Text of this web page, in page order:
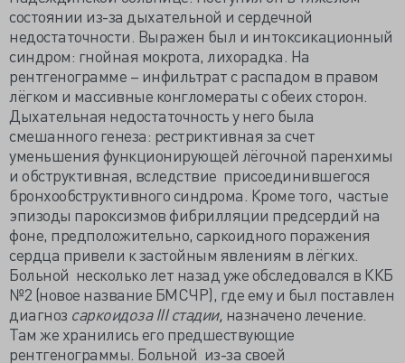
состоянии из-за дыхательной и сердечной
недостаточности. Выражен был и интоксикационный
синдром: гнойная мокрота, лихорадка. На
рентгенограмме – инфильтрат с распадом в правом
лёгком и массивные конгломераты с обеих сторон.
Дыхательная недостаточность у него была
смешанного генеза: рестриктивная за счет
уменьшения функционирующей лёгочной паренхимы
и обструктивная, вследствие присоединившегося
бронхообструктивного синдрома. Кроме того, частые
эпизоды пароксизмов фибрилляции предсердий на
фоне, предположительно, саркоидного поражения
сердца привели к застойным явлениям в лёгких.
Больной несколько лет назад уже обследовался в ККБ
№2 (новое название БМСЧР), где ему и был поставлен
диагноз саркоидозаIIIстадии, назначено лечение.
Там же хранились его предшествующие
рентгенограммы. Больной из-за своей